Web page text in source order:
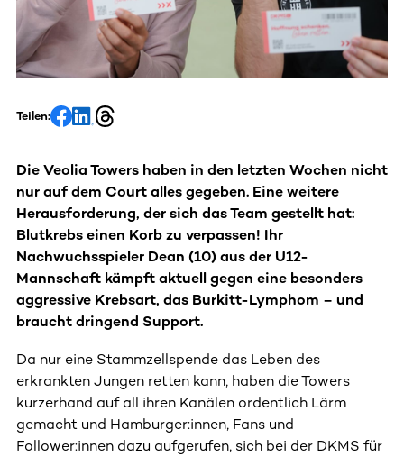
Teilen:
Die Veolia Towers haben in den letzten Wochen nicht
nur auf dem Court alles gegeben. Eine weitere
Herausforderung, der sich das Team gestellt hat:
Blutkrebs einen Korb zu verpassen! Ihr
Nachwuchsspieler Dean (10) aus der U12-
Mannschaft kämpft aktuell gegen eine besonders
aggressive Krebsart, das Burkitt-Lymphom – und
braucht dringend Support.
Da nur eine Stammzellspende das Leben des
erkrankten Jungen retten kann, haben die Towers
kurzerhand auf all ihren Kanälen ordentlich Lärm
gemacht und Hamburger:innen, Fans und
Follower:innen dazu aufgerufen, sich bei der DKMS für